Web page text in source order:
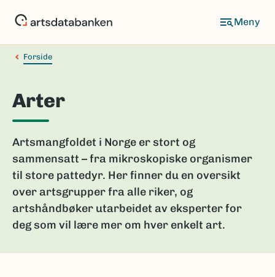
Forside
Arter
Artsmangfoldet i Norge er stort og
sammensatt – fra mikroskopiske organismer
til store pattedyr. Her finner du en oversikt
over artsgrupper fra alle riker, og
artshåndbøker utarbeidet av eksperter for
deg som vil lære mer om hver enkelt art.